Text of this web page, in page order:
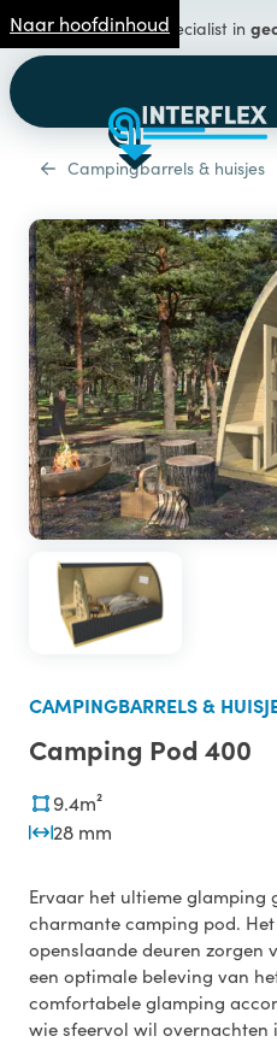
Naar hoofdinhoudSpecialist in
Campingbarrels & huisjes
CAMPINGBARRELS &
Camping Pod 400
9.4m²
28 mm
Ervaar het ultieme glamping
charmante camping pod.
openslaande deuren zorgen
een optimale beleving van
comfortabele glamping
wie sfeervol wil overnachten